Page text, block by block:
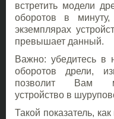
встретить модели
оборотов в
экземплярах
превышает данный.
Важно: убедитесь в
оборотов дрели,
позволит Вам
устройство в
Такой показатель,